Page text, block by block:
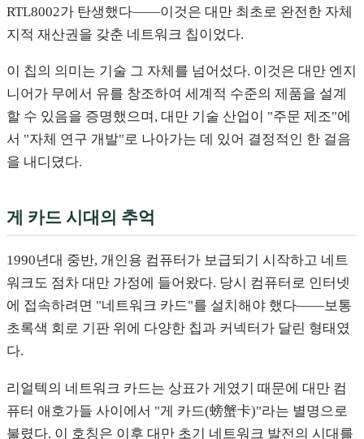
RTL8002가 탄생했다——이것은 대만 최초로 완전한 자체
지적 재산권을 갖춘 네트워크 칩이었다.
이 칩의 의미는 기술 그 자체를 넘어섰다. 이것은 대만 엔지
니어가 무에서 유를 창조하여 세계적 수준의 제품을 설계
할 수 있음을 증명했으며, 대만 기술 산업이 "주문 제조"에
서 "자체 연구 개발"로 나아가는 데 있어 결정적인 한 걸음
을 내디뎠다.
게 카드 시대의 추억
1990년대 중반, 개인용 컴퓨터가 보급되기 시작하고 네트
워크도 점차 대만 가정에 들어왔다. 당시 컴퓨터로 인터넷
에 접속하려면 "네트워크 카드"를 설치해야 했다——보통
초록색 회로 기판 위에 다양한 칩과 커넥터가 달린 형태였
다.
리얼텍의 네트워크 카드는 상표가 게였기 때문에 대만 컴
퓨터 애호가들 사이에서 "게 카드(螃蟹卡)"라는 별명으로
불렸다. 이 호칭은 이후 대만 초기 네트워크 발전의 시대를